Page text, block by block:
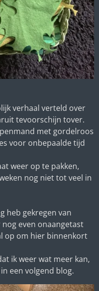
verhaal verteld over
tevoorschijn tover.
met gordelroos
voor onbepaalde tijd
weer op te pakken,
nog niet tot veel in
heb gekregen van
even onaangetast
op om hier binnenkort
ik weer wat meer kan,
een volgend blog.